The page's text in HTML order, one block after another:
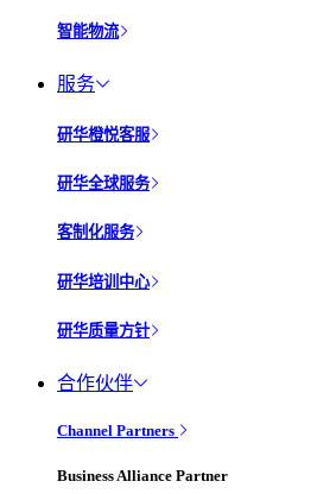
智能物流
服务
研华橙悦客服
研华全球服务
客制化服务
研华培训中心
研华质量方针
合作伙伴
Channel Partners
Business Alliance Partner